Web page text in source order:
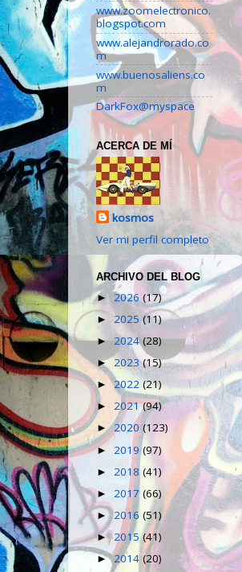
www.zoomelectronico.
blogspot.com
www.alejandrorado.co
m
www.buenosaliens.co
m
DarkFox@myspace
ACERCA DE MÍ
kosmos
Ver mi perfil completo
ARCHIVO DEL BLOG
► 2026(17)
► 2025(11)
► 2024(28)
► 2023(15)
►2022(21)
► 2021(94)
►2020(123)
► 2019(97)
► 2018 (41)
► 2017 (66)
► 2016 (51)
►2015(41)
►2014 (20)